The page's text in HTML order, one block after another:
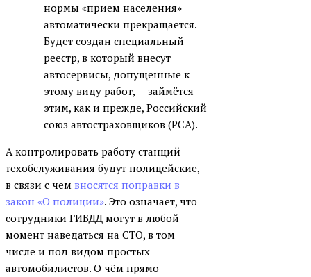
нормы «прием населения»
автоматически прекращается.
Будет создан специальный
реестр, в который внесут
автосервисы, допущенные к
этому виду работ, — займётся
этим, как и прежде, Российский
союз автостраховщиков (РСА).
А контролировать работу станций
техобслуживания будут полицейские,
в связи с чем вносятся поправки в
закон «О полиции». Это означает, что
сотрудники ГИБДД могут в любой
момент наведаться на СТО, в том
числе и под видом простых
автомобилистов. О чём прямо